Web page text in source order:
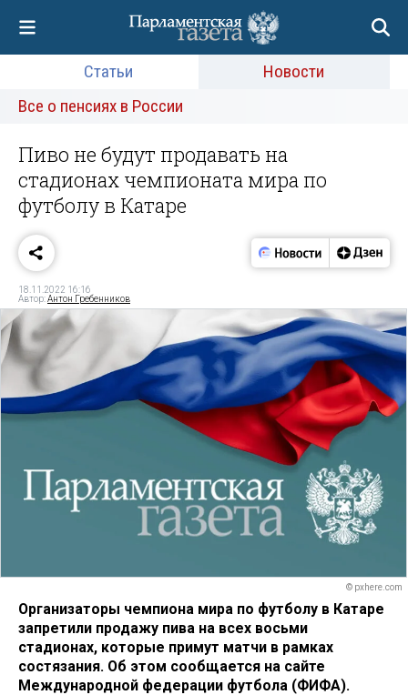
Статьи
Новости
Все о пенсиях в России
Пиво не будут продавать на
стадионах чемпионата мира по
футболу в Катаре
18.11.2022 16:16
Автор:Антон Гребенников
© pxhere.com
Организаторы чемпиона мира по футболу в Катаре
запретили продажу пива на всех восьми
стадионах, которые примут матчи в рамках
состязания. Об этом сообщается на сайте
Международной федерации футбола (ФИФА).